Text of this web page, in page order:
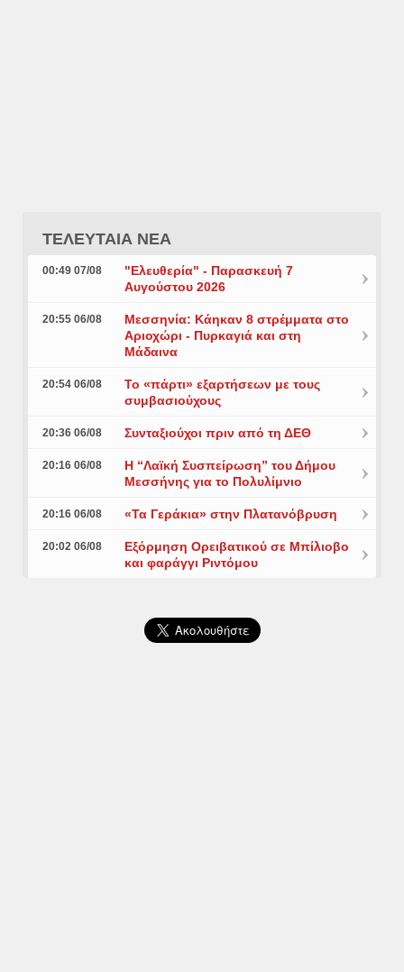
ΤΕΛΕΥΤΑΙΑ ΝΕΑ
00:49 07/08
"Ελευθερία" - Παρασκευή 7
Αυγούστου 2026
20:55 06/08
Μεσσηνία: Κάηκαν 8 στρέμματα στο
Αριοχώρι - Πυρκαγιά και στη
Μάδαινα
20:54 06/08
Το «πάρτι» εξαρτήσεων με τους
συμβασιούχους
20:36 06/08 Συνταξιούχοι πριν από τη ΔΕΘ
20:16 06/08
Η “Λαϊκή Συσπείρωση” του Δήμου
Μεσσήνης για το Πολυλίμνιο
20:16 06/08 «Τα Γεράκια» στην Πλατανόβρυση
20:02 06/08
Εξόρμηση Ορειβατικού σε Μπίλιοβο
και φαράγγι Ριντόμου